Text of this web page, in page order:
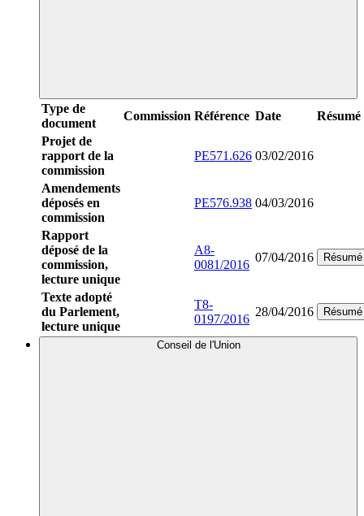
Type de
document
Commission Référence Date
Résumé
Projet de
rapport de la
commission
PE571.626 03/02/2016
Amendements
déposés en
commission
PE576.938 04/03/2016
Rapport
déposé de la
commission,
lecture unique
A8-
0081/2016
07/04/2016 Résumé
Texte adopté
du Parlement,
lecture unique
T8-
0197/2016
28/04/2016 Résumé
Conseil de l'Union